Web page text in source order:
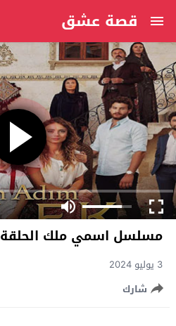
قصة عشق
مسلسل اسمي ملك الحلقة 54 مترجم – HD
3 يوليو 2024
شارك